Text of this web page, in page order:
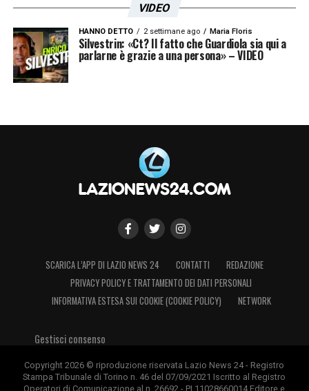
VIDEO
HANNO DETTO 2 settimane ago Maria Floris
Silvestrin: «Ct? Il fatto che Guardiola sia qui a
parlarne è grazie a una persona» – VIDEO
SCARICA L’APP DI LAZIO NEWS 24 CONTATTI
REDAZIONE
PRIVACY POLICY E TRATTAMENTO DEI DATI PERSONALI
INFORMATIVA ESTESA SUI COOKIE (COOKIE POLICY)
NETWORK
Gestisci consenso
Copyright 2026 © riproduzione riservata Lazio News 24 - Registro
Stampa Tribunale di Torino n. 46 del 07/09/2021 Iscritto al Registro
Operatori di Comunicazione al n. 26692 - PI 11028660014 Editore e